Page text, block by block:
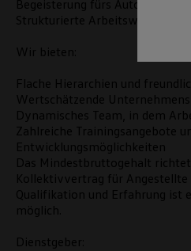
Begeisterung fürs Auto
Strukturierte Arbeitsweise
Wir bieten:
Flache Hierarchien und
Wertschätzende
Dynamisches Team, in dem
Zahlreiche Trainingsangebote
Entwicklungsmöglichkeiten
Das Mindestbruttogehalt
Kollektivvertrag für
Qualifikation und Erfahrung ist
möglich.
Dienstgeber: